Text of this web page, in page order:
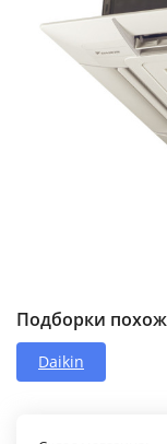
Подборки
Daikin